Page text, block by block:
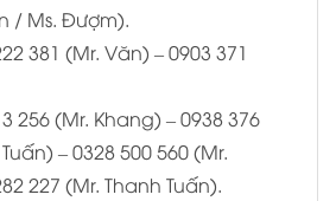
/ Ms. Đượm).
381 (Mr. Văn) – 0903 371
256 (Mr. Khang) – 0938 376
– 0328 500 560 (Mr.
227 (Mr. Thanh Tuấn).